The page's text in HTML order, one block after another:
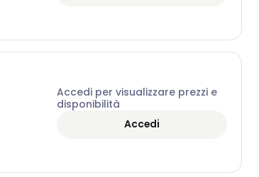
Accedi per visualizzare prezzi e
disponibilità
Accedi